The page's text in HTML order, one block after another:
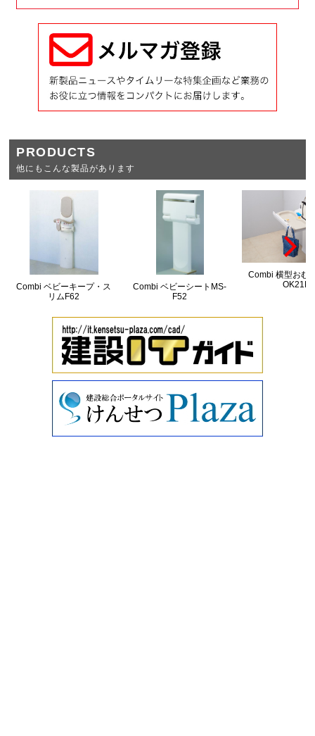
PRODUCTS
他にもこんな製品があります
Combi ベビーキープ・ス
リムF62
Combi ベビーシートMS-
F52
Combi 横型おむ
OK21F